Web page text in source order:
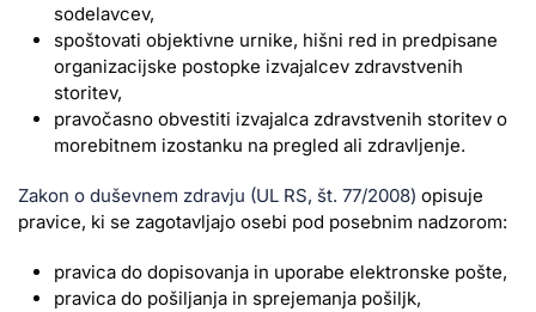
sodelavcev,
spoštovati objektivne urnike, hišni red in predpisane
organizacijske postopke izvajalcev zdravstvenih
storitev,
pravočasno obvestiti izvajalca zdravstvenih storitev o
morebitnem izostanku na pregled ali zdravljenje.
Zakon o duševnem zdravju (UL RS, št. 77/2008) opisuje
pravice, ki se zagotavljajo osebi pod posebnim nadzorom:
pravica do dopisovanja in uporabe elektronske pošte,
pravica do pošiljanja in sprejemanja pošiljk,